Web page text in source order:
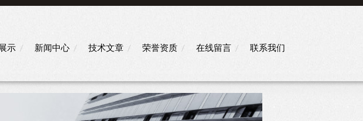
示 新闻中心 技术文章 荣誉资质 在线留言 联系我们